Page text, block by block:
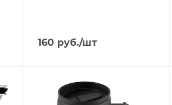
160руб./шт
Отправим
13.08.2026